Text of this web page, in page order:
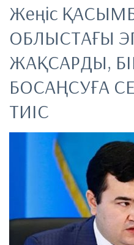
Жеңіс
ОБЛЫСТАҒЫ
ЖАҚСАРДЫ,
БОСАҢСУҒА
ТИІС